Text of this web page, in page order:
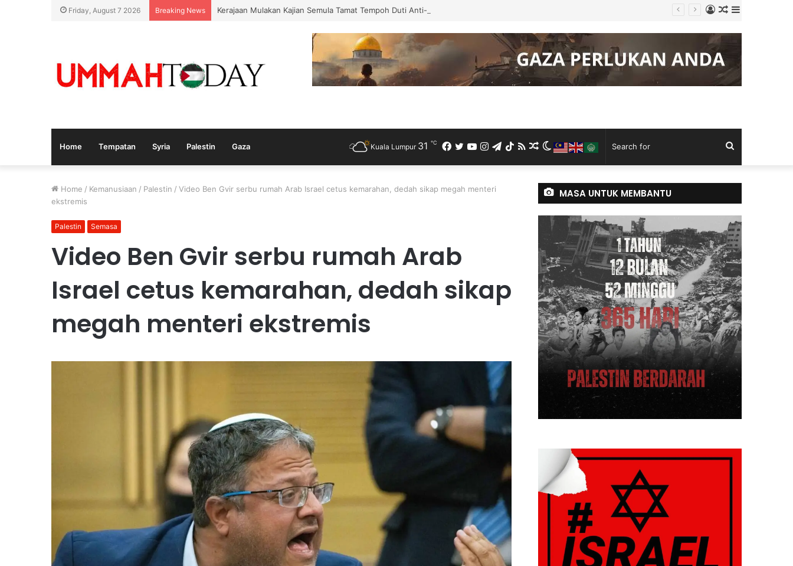
Friday, August 7 2026 Breaking News Kerajaan Mulakan Kajian Semula Tamat Tempoh Duti Anti-Lambakan Import Gegelung Keluli China, Vietnam
Random
Article
Log
In
Home Tempatan Syria Palestin Gaza
for
Switch
skin
Random
Article
RSS
TikTok
Telegram
Instagram
YouTube
Twitter
Facebook
Kuala Lumpur 31 ℃
Home / Kemanusiaan / Palestin / Video Ben Gvir serbu rumah Arab Israel cetus kemarahan, dedah sikap megah menteri
ekstremis
Palestin Semasa
Video Ben Gvir serbu rumah Arab
Israel cetus kemarahan, dedah sikap
megah menteri ekstremis
MASA UNTUK MEMBANTU